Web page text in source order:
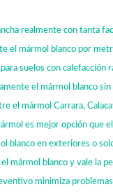
realmente con tanta
el mármol blanco por
suelos con calefacción
el mármol blanco sin
el mármol Carrara,
es mejor opción que
blanco en exteriores o
mármol blanco y vale la
minimiza